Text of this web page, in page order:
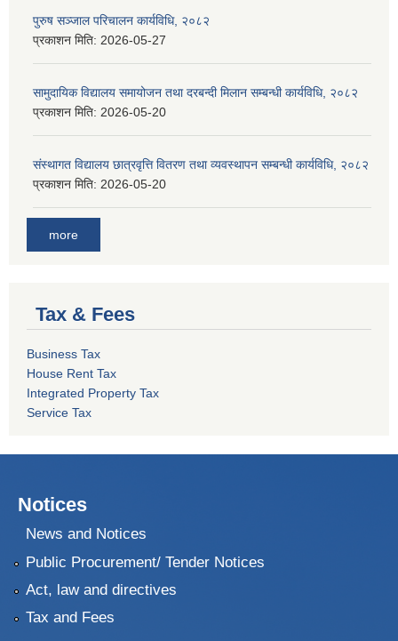
पुरुष सञ्जाल परिचालन कार्यविधि, २०८२
प्रकाशन मिति: 2026-05-27
सामुदायिक विद्यालय समायोजन तथा दरबन्दी मिलान सम्बन्धी कार्यविधि, २०८२
प्रकाशन मिति: 2026-05-20
संस्थागत विद्यालय छात्रवृत्ति वितरण तथा व्यवस्थापन सम्बन्धी कार्यविधि, २०८२
प्रकाशन मिति: 2026-05-20
more
Tax & Fees
Business Tax
House Rent Tax
Integrated Property Tax
Service Tax
Notices
News and Notices
Public Procurement/ Tender Notices
Act, law and directives
Tax and Fees